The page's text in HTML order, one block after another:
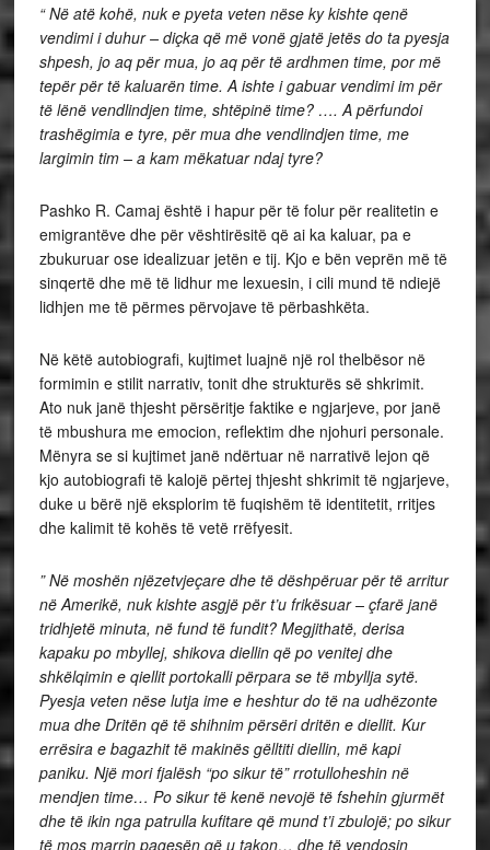
“ Në atë kohë, nuk e pyeta veten nëse ky kishte qenë
vendimi i duhur – diçka që më vonë gjatë jetës do ta pyesja
shpesh, jo aq për mua, jo aq për të ardhmen time, por më
tepër për të kaluarën time. A ishte i gabuar vendimi im për
të lënë vendlindjen time, shtëpinë time? …. A përfundoi
trashëgimia e tyre, për mua dhe vendlindjen time, me
largimin tim – a kam mëkatuar ndaj tyre?
Pashko R. Camaj është i hapur për të folur për realitetin e
emigrantëve dhe për vështirësitë që ai ka kaluar, pa e
zbukuruar ose idealizuar jetën e tij. Kjo e bën veprën më të
sinqertë dhe më të lidhur me lexuesin, i cili mund të ndiejë
lidhjen me të përmes përvojave të përbashkëta.
Në këtë autobiografi, kujtimet luajnë një rol thelbësor në
formimin e stilit narrativ, tonit dhe strukturës së shkrimit.
Ato nuk janë thjesht përsëritje faktike e ngjarjeve, por janë
të mbushura me emocion, reflektim dhe njohuri personale.
Mënyra se si kujtimet janë ndërtuar në narrativë lejon që
kjo autobiografi të kalojë përtej thjesht shkrimit të ngjarjeve,
duke u bërë një eksplorim të fuqishëm të identitetit, rritjes
dhe kalimit të kohës të vetë rrëfyesit.
” Në moshën njëzetvjeçare dhe të dëshpëruar për të arritur
në Amerikë, nuk kishte asgjë për t’u frikësuar – çfarë janë
tridhjetë minuta, në fund të fundit? Megjithatë, derisa
kapaku po mbyllej, shikova diellin që po venitej dhe
shkëlqimin e qiellit portokalli përpara se të mbyllja sytë.
Pyesja veten nëse lutja ime e heshtur do të na udhëzonte
mua dhe Dritën që të shihnim përsëri dritën e diellit. Kur
errësira e bagazhit të makinës gëlltiti diellin, më kapi
paniku. Një mori fjalësh “po sikur të” rrotulloheshin në
mendjen time… Po sikur të kenë nevojë të fshehin gjurmët
dhe të ikin nga patrulla kufitare që mund t’i zbulojë; po sikur
të mos marrin pagesën që u takon… dhe të vendosin